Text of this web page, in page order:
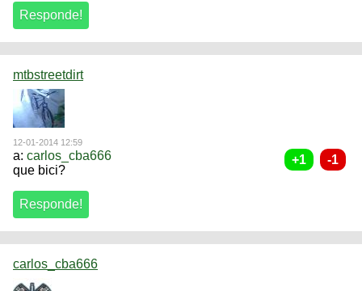
mtbstreetdirt
12-01-2014 12:59
a: carlos_cba666
que bici?
carlos_cba666